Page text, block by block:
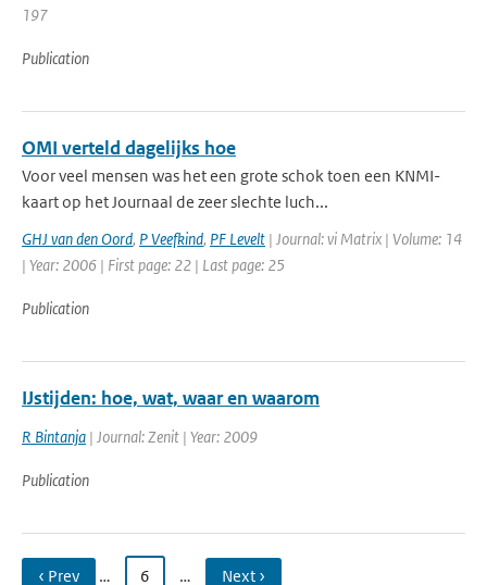
197
Publication
OMI verteld dagelijks hoe
Voor veel mensen was het een grote schok toen een KNMI-
kaart op het Journaal de zeer slechte luch...
GHJ van den Oord, P Veefkind, PF Levelt | Journal: vi Matrix | Volume: 14
| Year: 2006 | First page: 22 | Last page: 25
Publication
IJstijden: hoe, wat, waar en waarom
R Bintanja | Journal: Zenit | Year: 2009
Publication
‹ Prev … 6 … Next ›